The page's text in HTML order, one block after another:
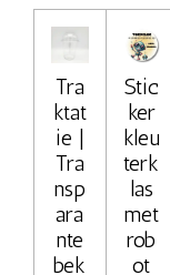
Tra
ktat
ie |
Tra
nsp
ara
nte
bek
Stic
ker
kleu
terk
las
met
rob
ot